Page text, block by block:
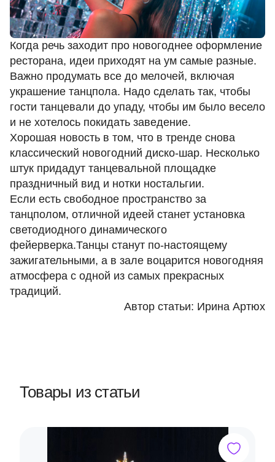
Когда речь заходит про новогоднее оформление
ресторана, идеи приходят на ум самые разные.
Важно продумать все до мелочей, включая
украшение танцпола. Надо сделать так, чтобы
гости танцевали до упаду, чтобы им было весело
и не хотелось покидать заведение.
Хорошая новость в том, что в тренде снова
классический новогодний диско-шар. Несколько
штук придадут танцевальной площадке
праздничный вид и нотки ностальгии.
Если есть свободное пространство за
танцполом, отличной идеей станет установка
светодиодного динамического
фейерверка.Танцы станут по-настоящему
зажигательными, а в зале воцарится новогодняя
атмосфера с одной из самых прекрасных
традиций.
Автор статьи: Ирина Артюх
Товары из статьи